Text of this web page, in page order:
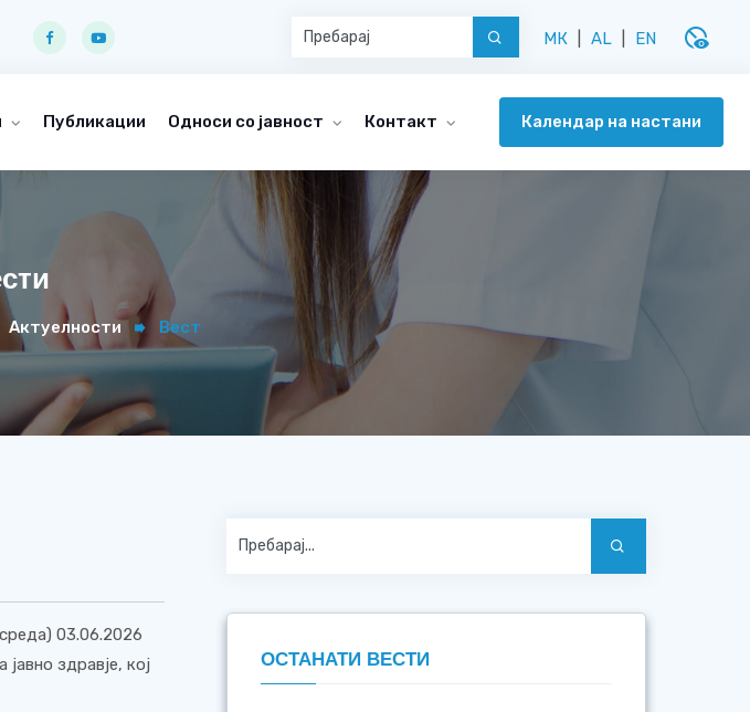
МК AL EN disabled_visible
Публикации Односи со јавност Контакт Календар на настани
Актуелности Вест
03.06.2026
здравје, кој
ОСТАНАТИ ВЕСТИ